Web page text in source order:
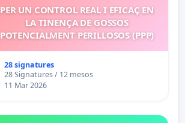
PER UN CONTROL REAL I EFICAÇ EN
LA TINENÇA DE GOSSOS
POTENCIALMENT PERILLOSOS (PPP)
28 signatures
28 Signatures / 12 mesos
11 Mar 2026